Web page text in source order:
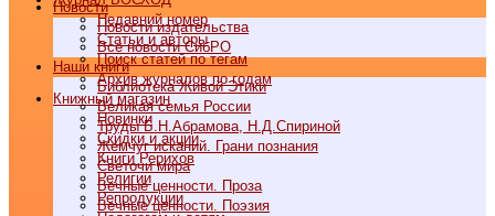
Недавний номер
Статьи и авторы
Поиск статей по тегам
Архив журналов по годам
Книжный магазин
Новинки
Скидки и акции
Книги Рерихов
Религии
Репродукции
Новости
Новости издательства
Все новости СибРО
Наши книги
Библиотека Живой Этики
Великая семья России
Труды Б.Н.Абрамова, Н.Д.Спириной
Жемчуг исканий. Грани познания
Светочи мира
Вечные ценности. Проза
Вечные ценности. Поэзия